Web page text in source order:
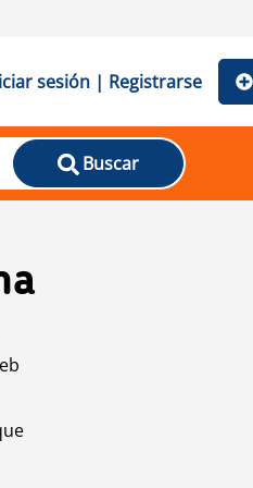
sesión | Registrarse
Buscar